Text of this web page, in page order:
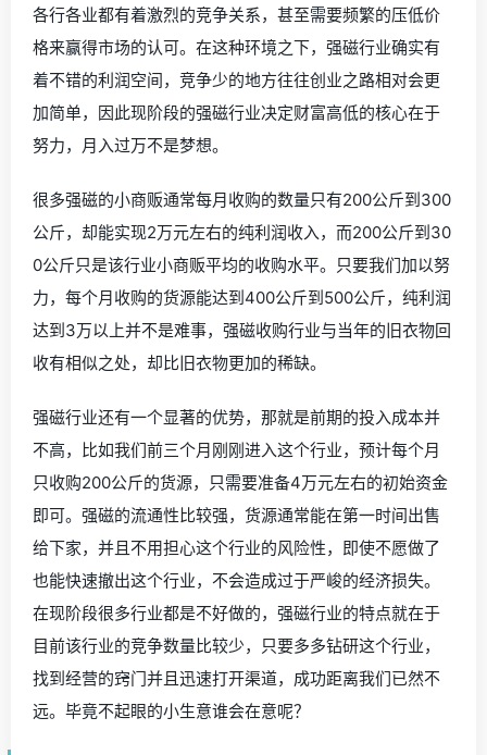
各行各业都有着激烈的竞争关系，甚至需要频繁的压低价
格来赢得市场的认可。在这种环境之下，强磁行业确实有
着不错的利润空间，竞争少的地方往往创业之路相对会更
加简单，因此现阶段的强磁行业决定财富高低的核心在于
努力，月入过万不是梦想。
很多强磁的小商贩通常每月收购的数量只有200公斤到300
公斤，却能实现2万元左右的纯利润收入，而200公斤到30
0公斤只是该行业小商贩平均的收购水平。只要我们加以努
力，每个月收购的货源能达到400公斤到500公斤，纯利润
达到3万以上并不是难事，强磁收购行业与当年的旧衣物回
收有相似之处，却比旧衣物更加的稀缺。
强磁行业还有一个显著的优势，那就是前期的投入成本并
不高，比如我们前三个月刚刚进入这个行业，预计每个月
只收购200公斤的货源，只需要准备4万元左右的初始资金
即可。强磁的流通性比较强，货源通常能在第一时间出售
给下家，并且不用担心这个行业的风险性，即使不愿做了
也能快速撤出这个行业，不会造成过于严峻的经济损失。
在现阶段很多行业都是不好做的，强磁行业的特点就在于
目前该行业的竞争数量比较少，只要多多钻研这个行业，
找到经营的窍门并且迅速打开渠道，成功距离我们已然不
远。毕竟不起眼的小生意谁会在意呢？